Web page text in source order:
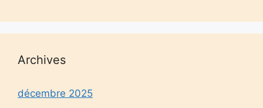
Archives
décembre 2025